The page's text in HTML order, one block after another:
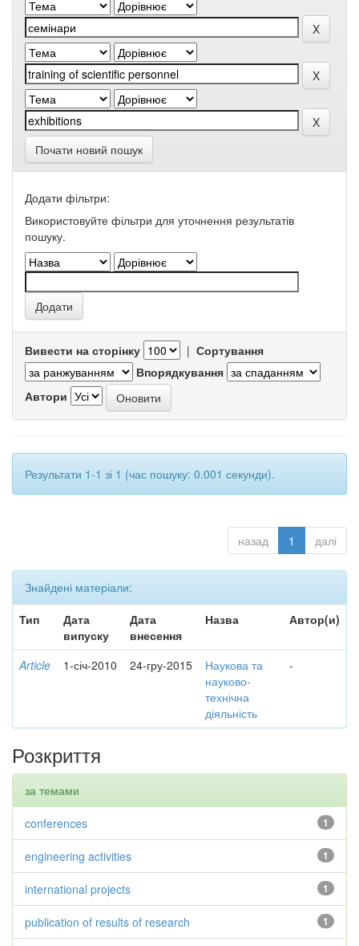
Почати новий пошук
Додати фільтри:
Використовуйте фільтри для уточнення результатів
пошуку.
Вивести на сторінку | Сортування
Впорядкування
Автори
Результати 1-1 зі 1 (час пошуку: 0.001 секунди).
назад 1 далі
Знайдені матеріали:
Тип
Дата
випуску
Дата
внесення
Назва Автор(и)
Article 1-січ-2010 24-гру-2015
Наукова та
науково-
технічна
діяльність
-
Розкриття
за темами
1
conferences
1
engineering activities
1
international projects
1
publication of results of research